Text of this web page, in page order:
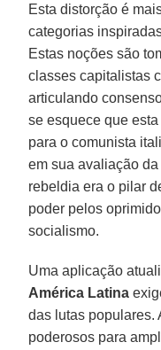
Esta distorção é
categorias
Estas noções são
classes capitalistas
articulando
se esquece que
para o comunista
em sua avaliação
rebeldia era o pilar
poder pelos
socialismo.
Uma aplicação
América Latina
das lutas populares.
poderosos para